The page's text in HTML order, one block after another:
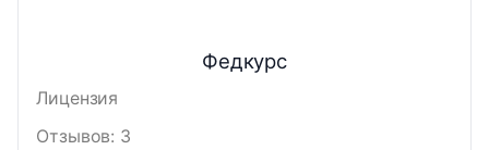
Федкурс
Лицензия
Отзывов: 3